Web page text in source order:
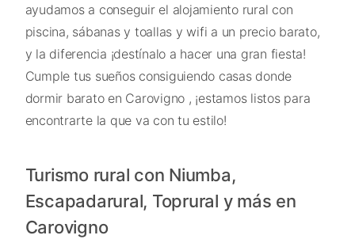
ayudamos a conseguir el alojamiento rural con
piscina, sábanas y toallas y wifi a un precio barato,
y la diferencia ¡destínalo a hacer una gran fiesta!
Cumple tus sueños consiguiendo casas donde
dormir barato en Carovigno , ¡estamos listos para
encontrarte la que va con tu estilo!
Turismo rural con Niumba,
Escapadarural, Toprural y más en
Carovigno